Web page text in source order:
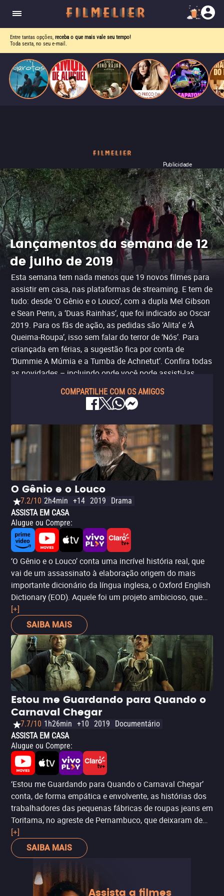
Entre tantas opções, receba o que mais vale seu tempo!
Toda sexta, no seu e-mail.
Publicidade
Lançamentos da semana de 12
de julho de 2019
Esta semana tem nada menos que 19 novos filmes para
assistir em casa, nas plataformas de streaming. E tem de
tudo: desde ‘O Gênio e o Louco’, com a dupla Mel Gibson
e Sean Penn, a ‘Duas Rainhas’, que foi indicado ao Oscar
2019. Para os fãs de ação, as pedidas são ‘Alita’ e ‘À
Queima-Roupa’, isso sem falar do terror de ‘Nós’. Para
criançada em férias, a sugestão fica por conta de
‘Dummie A Múmia e a Tumba de Achnetut’. Confira todas
as novidades – incluindo onde você pode assisti-las.
COMPARTILHE COM OS AMIGOS
O Gênio e o Louco
7.2/10 2h4min +14 2019
Drama
ASSISTA EM CASA
Alugue ou Compre:
‘O Gênio e o Louco’ conta uma incrível história real, que
vai de um assassinato à elaboração origem do mais
importante dicionário da língua inglesa, o Oxford English
Dictionary (EOD). Aquele foi um projeto ambicioso, que
reuniu um homem em buscava de compilar todas as
palavras junto à suas origens e significados junto a um
assassino com uma enorme devoção aos livros.
Baseado no livro ‘O Professor e o Louco’, de Simon
Winchester, o longa-metragem tem seus desacertos em
questão de roteiro, mas que sabe se vale muito bem da
forte dupla de protagonistas e de um design de produção
impecável, que reproduz quase que de forma fiel a Oxford
de meados do século 19. Como curiosidade, o longa traz
também um jovem Winston Churchill, ainda no começo
de sua carreira política.
[+]
SAIBA MAIS
Estou me Guardando para Quando o
Carnaval Chegar
7.7/10 1h26min +10 2019
Documentário
ASSISTA EM CASA
Alugue ou Compre:
‘Estou me Guardando para Quando o Carnaval Chegar’
conta, de forma empática e envolvente, as histórias dos
trabalhadores das pequenas fábricas de roupas jeans em
Toritama, no agreste de Pernambuco, que deixaram de
lado a tradicional agricultura e pecuária familiares.
Donos dos próprios meios de produção, eles se
empenham por horas e horas durante (quase) todo o ano
luxo de, em fevereiro, pararem de trabalhar para curtir a
pausa do carnaval no litoral. Quem não consegue juntar
[+]
SAIBA MAIS
Assista a filmes
aceitação.